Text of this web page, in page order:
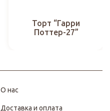
Торт “Гарри
Поттер-27”
О нас
Доставка и оплата